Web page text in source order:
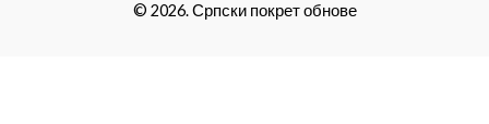
© 2026. Српски покрет обнове